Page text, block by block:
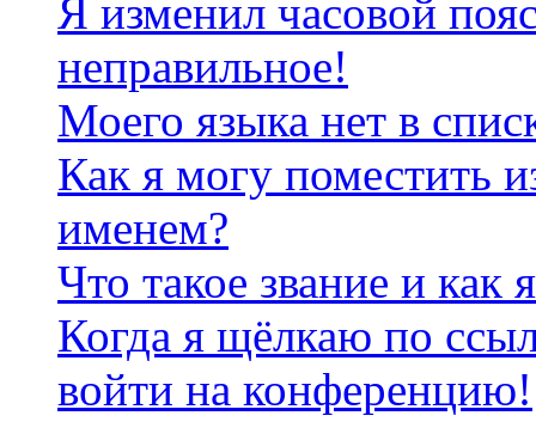
Я изменил часовой
неправильное!
Моего языка нет в
Как я могу поместить
именем?
Что такое звание и как
Когда я щёлкаю по
войти на конференцию!